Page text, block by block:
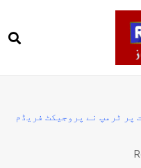
پر ٹرمپ نے پروجیکٹ فریڈم